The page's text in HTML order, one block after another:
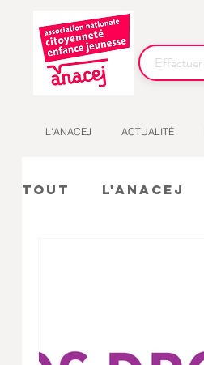
L'ANACEJ ACTUALITÉ
Tout L'Anacej